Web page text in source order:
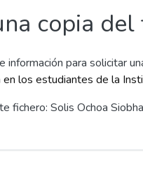
copia del
información para solicitar
los estudiantes de la
fichero: Solis Ochoa